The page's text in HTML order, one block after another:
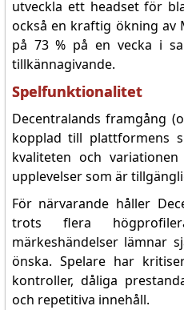
utveckla ett headset för
också en kraftig ökning av
på 73 % på en vecka i
tillkännagivande.
Spelfunktionalitet
Decentralands framgång
kopplad till plattformens
kvaliteten och
upplevelser som är
För närvarande håller
trots flera
märkeshändelser lämnar
önska. Spelare har
kontroller, dåliga
och repetitiva innehåll.